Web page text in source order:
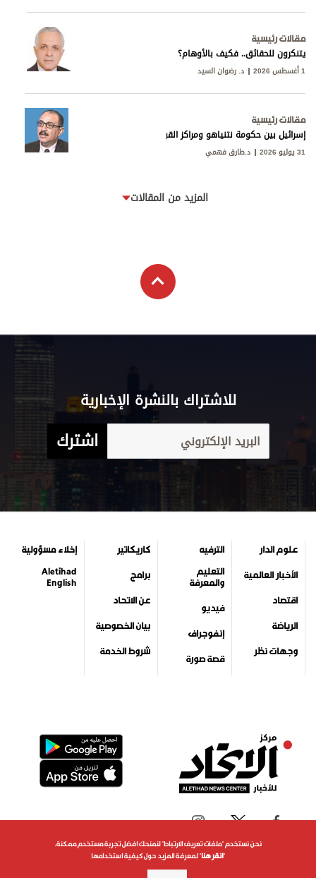
مقالات رئيسية
يتنكرون للحقائق.. فكيف بالأوهام؟
1 أغسطس 2026 د. رضوان السيد
مقالات رئيسية
إسرائيل بين حكومة نتنياهو ومراكز القوى
31 يوليو 2026 د.طارق فهمي
المزيد من المقالات
للاشتراك بالنشرة الإخبارية
اشترك
علوم الدار
الأخبار العالمية
اقتصاد
الرياضة
وجهات نظر
الترفيه
التعليم
والمعرفة
فيديو
إنفوجراف
قصة صورة
كاريكاتير
برامج
عن الاتحاد
بيان الخصوصية
شروط الخدمة
إخلاء مسؤولية
Aletihad
English
نحن نستخدم "ملفات تعريف الارتباط" لنمنحك افضل تجربة مستخدم ممكنة.
"انقر هنا" لمعرفة المزيد حول كيفية استخدامها